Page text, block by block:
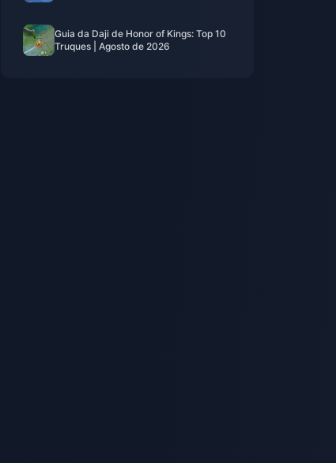
Guia da Daji de Honor of Kings: Top 10
Truques | Agosto de 2026